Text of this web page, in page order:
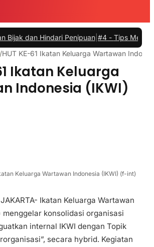
Penipuan|#4 -Tips Memilih Sepatu
/HUT KE-61 Ikatan Keluarga Wartawan
Ikatan Keluarga
Indonesia (IKWI)
Keluarga Wartawan Indonesia (IKWI) (f-int)
Ikatan Keluarga Wartawan
menggelar konsolidasi organisasi
internal IKWI dengan Topik
secara hybrid. Kegiatan